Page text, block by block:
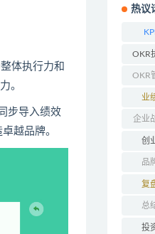
体执行力和
。
步导入绩效
越品牌。
热议
KPI
OKR
OKR
业
企业
创
品
复
总
投